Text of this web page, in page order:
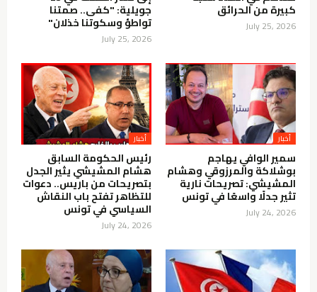
كبيرة من الحرائق
July 25, 2026
جويلية: "كفى.. صمتنا
تواطؤ وسكوتنا خذلان"
July 25, 2026
أخبار
سمير الوافي يهاجم
بوشلاكة والمرزوقي وهشام
المشيشي: تصريحات نارية
تثير جدلًا واسعًا في تونس
July 24, 2026
أخبار
رئيس الحكومة السابق
هشام المشيشي يثير الجدل
بتصريحات من باريس.. دعوات
للتظاهر تفتح باب النقاش
السياسي في تونس
July 24, 2026